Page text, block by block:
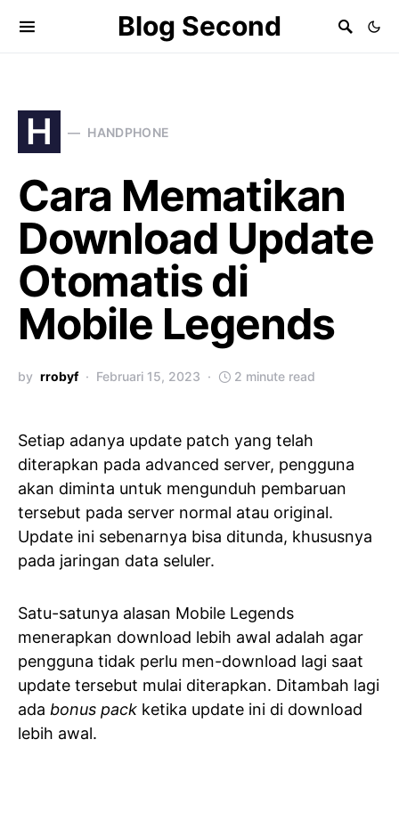
Blog Second
H HANDPHONE
Cara Mematikan
Download Update
Otomatis di
Mobile Legends
by rrobyf Februari 15, 2023 2 minute read
Setiap adanya update patch yang telah
diterapkan pada advanced server, pengguna
akan diminta untuk mengunduh pembaruan
tersebut pada server normal atau original.
Update ini sebenarnya bisa ditunda, khususnya
pada jaringan data seluler.
Satu-satunya alasan Mobile Legends
menerapkan download lebih awal adalah agar
pengguna tidak perlu men-download lagi saat
update tersebut mulai diterapkan. Ditambah lagi
ada bonus pack ketika update ini di download
lebih awal.